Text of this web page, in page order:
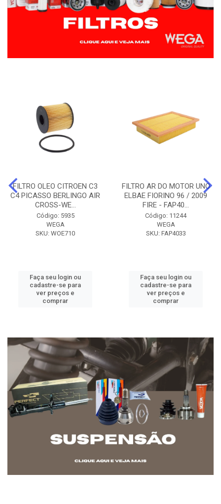
FILTRO OLEO CITROEN C3
C4 PICASSO BERLINGO AIR
CROSS-WE...
Código: 5935
WEGA
SKU: WOE710
Faça seu login ou
cadastre-se para
ver preços e
comprar
FILTRO AR DO MOTOR UNO
ELBAE FIORINO 96 / 2009
FIRE - FAP40...
Código: 11244
WEGA
SKU: FAP4033
Faça seu login ou
cadastre-se para
ver preços e
comprar